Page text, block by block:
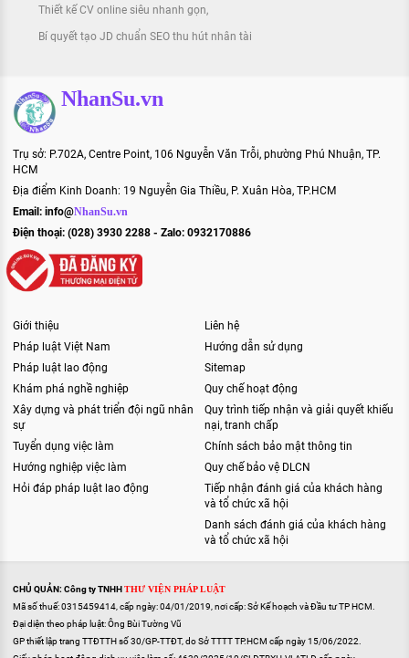
Thiết kế CV online siêu nhanh gọn
Bí quyết tạo JD chuẩn SEO thu hút nhân tài
NhanSu.vn
Trụ sở: P.702A, Centre Point, 106 Nguyễn Văn Trỗi, phường Phú Nhuận, TP.
HCM
Địa điểm Kinh Doanh: 19 Nguyễn Gia Thiều, P. Xuân Hòa, TP.HCM
Email: info@NhanSu.vn
Điện thoại: (028) 3930 2288 - Zalo: 0932170886
Giới thiệu
Pháp luật Việt Nam
Pháp luật lao động
Khám phá nghề nghiệp
Xây dựng và phát triển đội ngũ nhân
sự
Tuyển dụng việc làm
Hướng nghiệp việc làm
Hỏi đáp pháp luật lao động
Liên hệ
Hướng dẫn sử dụng
Sitemap
Quy chế hoạt động
Quy trình tiếp nhận và giải quyết khiếu
nại, tranh chấp
Chính sách bảo mật thông tin
Quy chế bảo vệ DLCN
Tiếp nhận đánh giá của khách hàng
và tổ chức xã hội
Danh sách đánh giá của khách hàng
và tổ chức xã hội
CHỦ QUẢN: Công ty TNHHTHƯ VIỆN PHÁP LUẬT
Mã số thuế: 0315459414, cấp ngày: 04/01/2019, nơi cấp: Sở Kế hoạch và Đầu tư TP HCM.
Đại diện theo pháp luật: Ông Bùi Tường Vũ
GP thiết lập trang TTĐTTH số 30/GP-TTĐT, do Sở TTTT TP.HCM cấp ngày 15/06/2022.